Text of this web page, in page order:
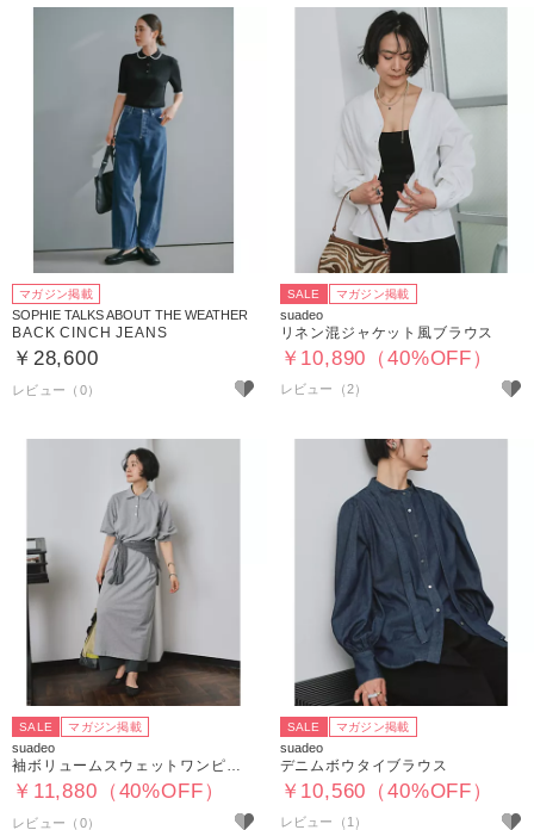
マガジン掲載
SOPHIE TALKS ABOUT THE WEATHER
BACK CINCH JEANS
￥28,600
SALE マガジン掲載
suadeo
リネン混ジャケット風ブラウス
￥10,890（40%OFF）
レビュー（2）
SALE マガジン掲載
suadeo
袖ボリュームスウェットワンピース
￥11,880（40%OFF）
SALE マガジン掲載
suadeo
デニムボウタイブラウス
￥10,560（40%OFF）
レビュー（1）